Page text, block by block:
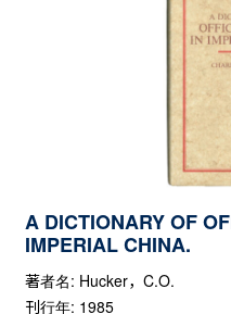
A DICTIONARY OF
IMPERIAL CHINA.
著者名: Hucker，C.O.
刊行年: 1985